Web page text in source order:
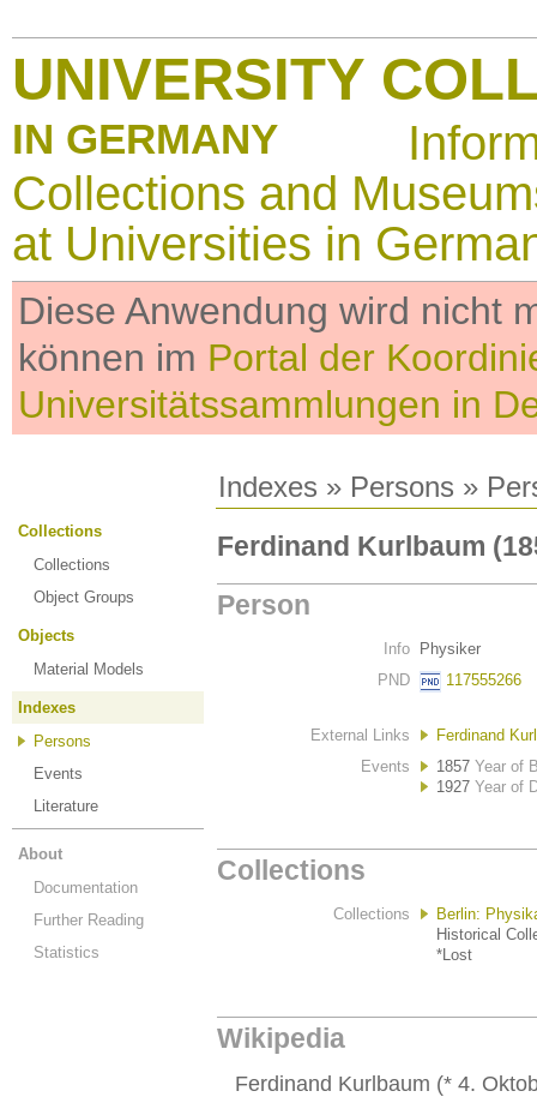
UNIVERSITY
IN GERMANY
Collections and
at Universities in
Diese Anwendung wird nicht
können im Portal der
Universitätssammlungen in
Indexes » Persons »
Collections
Collections
Object Groups
Objects
Material Models
Indexes
Persons
Events
Literature
About
Documentation
Further Reading
Statistics
Ferdinand Kurlbaum
Person
Info
Physiker
PND
117555266
External Links
Ferdinand
Events
1857 Year of
1927 Year of
Collections
Collections
Berlin:
Historical
*Lost
Wikipedia
Ferdinand Kurlbaum (* 4.